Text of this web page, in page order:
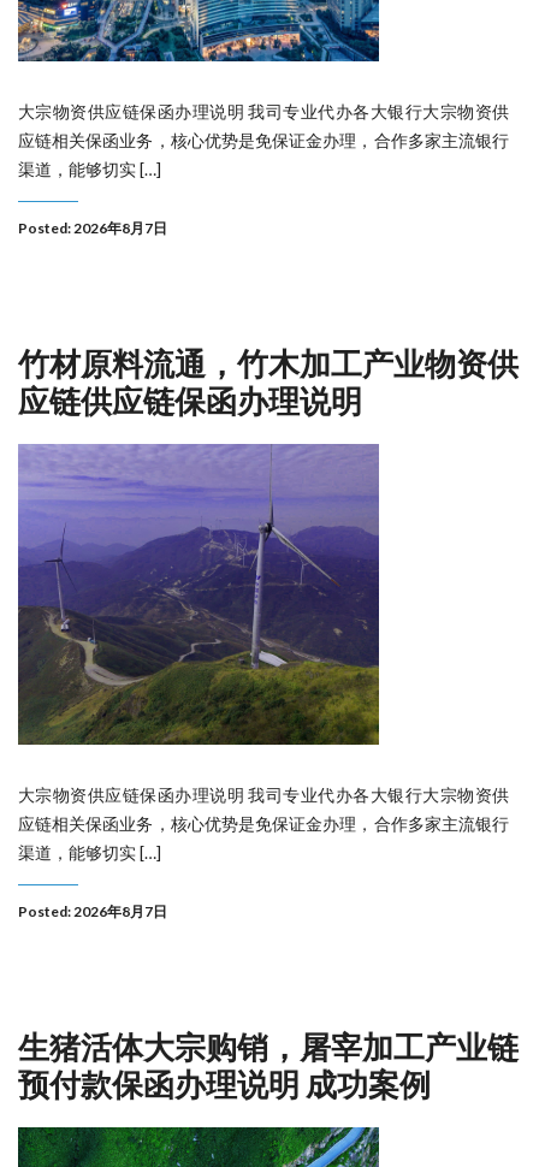
大宗物资供应链保函办理说明 我司专业代办各大银行大宗物资供
应链相关保函业务，核心优势是免保证金办理，合作多家主流银行
渠道，能够切实 […]
Posted: 2026年8月7日
竹材原料流通，竹木加工产业物资供
应链供应链保函办理说明
大宗物资供应链保函办理说明 我司专业代办各大银行大宗物资供
应链相关保函业务，核心优势是免保证金办理，合作多家主流银行
渠道，能够切实 […]
Posted: 2026年8月7日
生猪活体大宗购销，屠宰加工产业链
预付款保函办理说明 成功案例